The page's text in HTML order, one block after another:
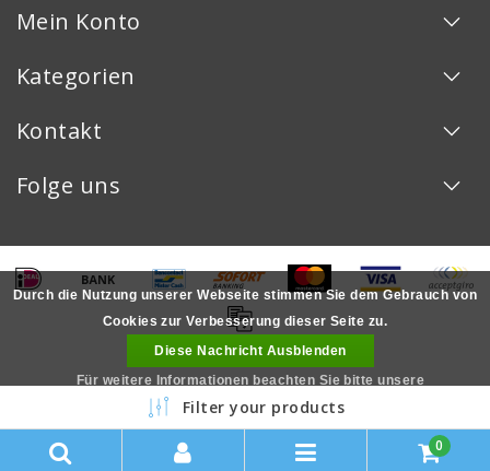
Mein Konto
Kategorien
Kontakt
Folge uns
Copyright © 2026 - - All rights reserved - RealizationInStijl Media
Filter your products
0
Durch die Nutzung unserer Webseite stimmen Sie dem Gebrauch von
Cookies zur Verbesserung dieser Seite zu.
Diese Nachricht Ausblenden
Für weitere Informationen beachten Sie bitte unsere
Datenschutzerklärung. »